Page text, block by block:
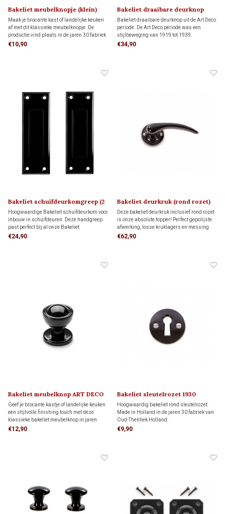
Bakeliet meubelknopje (klein)
1930
Maak je brocante kast of landelijke keuken
af met dit klassieke meubelknopje. De
productie vind plaats in de jaren 30 fabriek
van Oud-Thentiek Holland op een
€10,90
Bakeliet draaibare deurknop
ART DECO 1920
Bakeliet draaibare deurknop uit de Art Deco
periode. De Art Deco periode was een
stijlbeweging van 1919 tot 1939.
Bijbehorende rozetten bestel je hieronder
€34,90
Bakeliet schuifdeurkomgreep (2
stuks) 1920
Hoogwaardige Bakeliet schuifdeurkom voor
inbouw in schuifdeuren. Deze handgreep
past perfect bij al onze Bakeliet
deurkruksets en voegt een authentieke retro-
€24,90
Bakeliet deurkruk (rond rozet)
PHILITE 1930
Deze bakeliet deurkruk inclusief rond rozet
is onze absolute topper! Perfect gepolijste
afwerking, losse kruklagers en messing
vernikkelde patentschroeven voor een solide
€62,90
Bakeliet meubelknop ART DECO
1920
Geef je brocante kastje of landelijke keuken
een stijlvolle finishing touch met deze
klassieke bakeliet meubelknop in jaren
’20–’40 stijl
€12,90
Bakeliet sleutelrozet 1930
Hoogwaardig bakeliet rond sleutelrozet.
Made in Holland in de jaren 30 fabriek van
Oud-Thentiek Holland.
€9,90